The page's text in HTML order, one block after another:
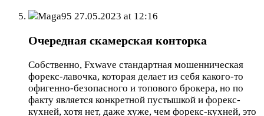
Maga95 27.05.2023 at 12:16
Очередная скамерская конторка
Собственно, Fxwave стандартная мошенническая
форекс-лавочка, которая делает из себя какого-то
офигенно-безопасного и топового брокера, но по
факту является конкретной пустышкой и форекс-
кухней, хотя нет, даже хуже, чем форекс-кухней, это